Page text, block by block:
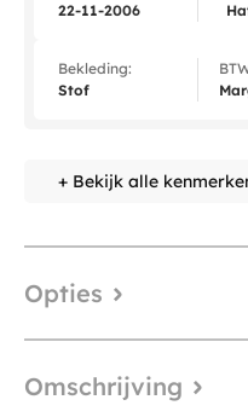
22-11-2006
Bekleding:
Stof
+ Bekijk alle
Opties
Omschrijving